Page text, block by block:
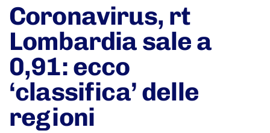
Coronavirus, rt
Lombardia sale a
0,91: ecco
‘classifica’ delle
regioni